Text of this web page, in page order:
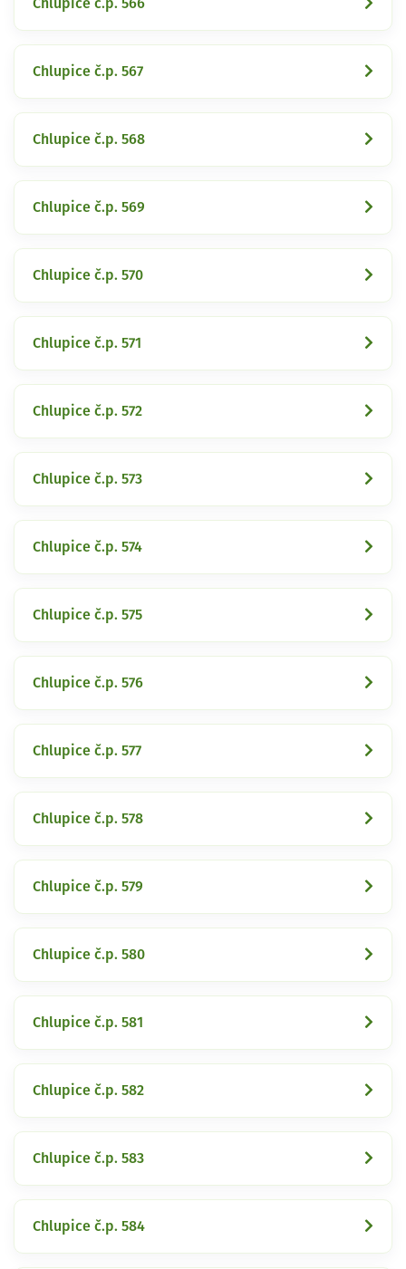
Chlupice č.p. 566
Chlupice č.p. 567
Chlupice č.p. 568
Chlupice č.p. 569
Chlupice č.p. 570
Chlupice č.p. 571
Chlupice č.p. 572
Chlupice č.p. 573
Chlupice č.p. 574
Chlupice č.p. 575
Chlupice č.p. 576
Chlupice č.p. 577
Chlupice č.p. 578
Chlupice č.p. 579
Chlupice č.p. 580
Chlupice č.p. 581
Chlupice č.p. 582
Chlupice č.p. 583
Chlupice č.p. 584